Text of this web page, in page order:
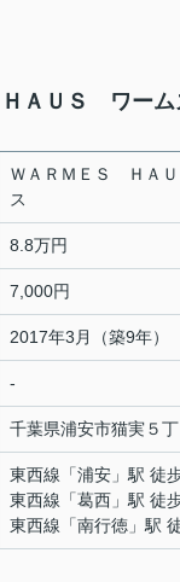
ＡＵＳ ワーム
ＷＡＲＭＥＳ ＨＡ
ス
8.8万円
7,000円
2017年3月（築9年）
-
千葉県浦安市猫実５
東西線 「浦安 」駅 徒
東西線 「葛西 」駅 徒
東西線 「南行徳 」駅